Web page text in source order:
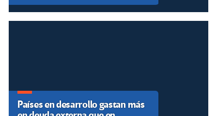
Países en desarrollo gastan más